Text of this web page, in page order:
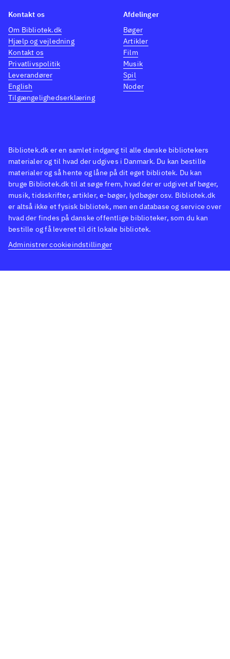
Bibliotek.dk er en samlet indgang til alle danske bibliotekers
materialer og til hvad der udgives i Danmark. Du kan bestille
materialer og så hente og låne på dit eget bibliotek. Du kan
bruge Bibliotek.dk til at søge frem, hvad der er udgivet af bøger,
musik, tidsskrifter, artikler, e-bøger, lydbøger osv. Bibliotek.dk
er altså ikke et fysisk bibliotek, men en database og service over
hvad der findes på danske offentlige biblioteker, som du kan
bestille og få leveret til dit lokale bibliotek.
Administrer cookieindstillinger
Kontakt os
Om Bibliotek.dk
Hjælp og vejledning
Kontakt os
Privatlivspolitik
Leverandører
English
Tilgængelighedserklæring
Afdelinger
Bøger
Artikler
Film
Musik
Spil
Noder